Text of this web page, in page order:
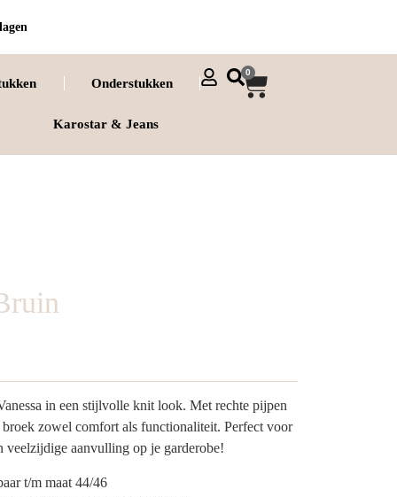
Onderstukken
Karostar & Jeans
0
in een stijlvolle knit look. Met rechte pijpen
broek zowel comfort als functionaliteit. Perfect voor
veelzijdige aanvulling op je garderobe!
t/m maat 44/46